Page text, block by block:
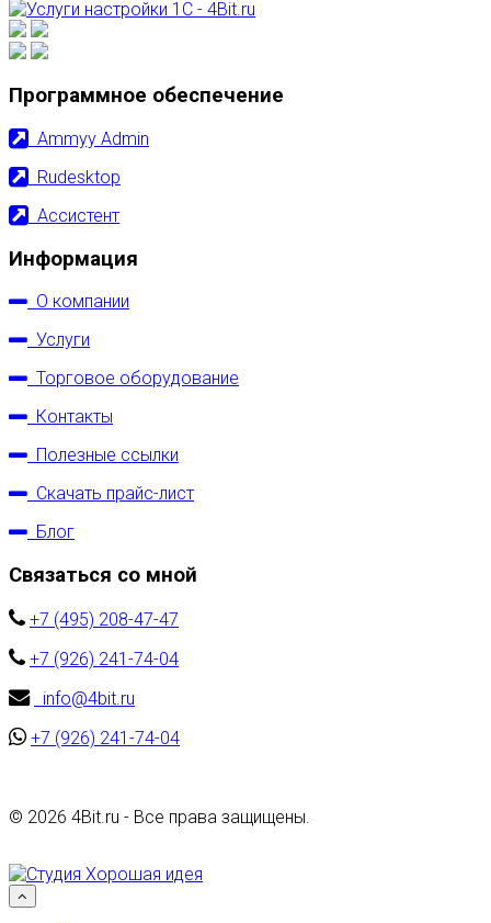
Программное обеспечение
Ammyy Admin
Rudesktop
Ассистент
Информация
О компании
Услуги
Торговое оборудование
Контакты
Полезные ссылки
Скачать прайс-лист
Блог
Связаться со мной
+7 (495) 208-47-47
+7 (926) 241-74-04
info@4bit.ru
+7 (926) 241-74-04
© 2026 4Bit.ru - Все права защищены.
Наверх